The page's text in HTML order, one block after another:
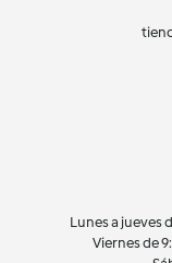
Lunes a jueves
Viernes de